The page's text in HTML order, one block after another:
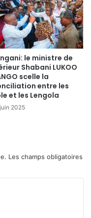
le ministre de
Shabani LUKOO
scelle la
entre les
et les Lengola
2025
Les champs obligatoires